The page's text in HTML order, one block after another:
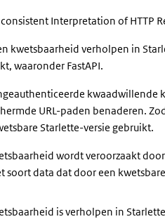
Interpretation of HTTP
kwetsbaarheid verholpen in
waaronder FastAPI.
kwaadwillende
URL-paden benaderen.
Starlette-versie gebruikt.
wordt veroorzaakt
soort data dat door een
is verholpen in